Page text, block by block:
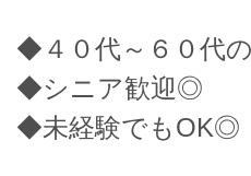
◆４０代～６０代
◆シニア歓迎◎
◆未経験でもOK◎